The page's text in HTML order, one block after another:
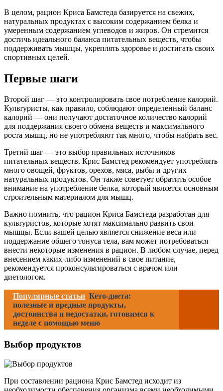
В целом, рацион Криса Бамстеда базируется на свежих,
натуральных продуктах с высоким содержанием белка и
умеренным содержанием углеводов и жиров. Он стремится
достичь идеального баланса питательных веществ, чтобы
поддерживать мышцы, укреплять здоровье и достигать своих
спортивных целей.
Первые шаги
Второй шаг — это контролировать свое потребление калорий.
Культуристы, как правило, соблюдают определенный баланс
калорий — они получают достаточное количество калорий
для поддержания своего обмена веществ и максимального
роста мышц, но не употребляют так много, чтобы набрать вес.
Третий шаг — это выбор правильных источников
питательных веществ. Крис Бамстед рекомендует употреблять
много овощей, фруктов, орехов, мяса, рыбы и других
натуральных продуктов. Он также советует обратить особое
внимание на употребление белка, который является основным
строительным материалом для мышц.
Важно помнить, что рацион Криса Бамстеда разработан для
культуристов, которые хотят максимально развить свои
мышцы. Если вашей целью является снижение веса или
поддержание общего тонуса тела, вам может потребоваться
внести некоторые изменения в рацион. В любом случае, перед
внесением каких-либо изменений в свое питание,
рекомендуется проконсультироваться с врачом или
диетологом.
Популярные статьи Кето-диета:
полезные и вредные продукты,
достоинства и недостатки, готовимся к
неделе с помощью меню
Выбор продуктов
При составлении рациона Крис Бамстед исходит из